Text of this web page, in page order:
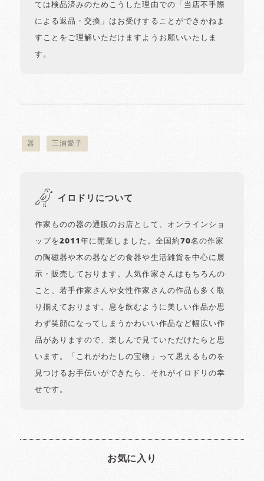
ては検品済みのためこうした理由での「当店不手際
による返品・交換」はお受けすることができかねま
すことをご理解いただけますようお願いいたしま
す。
器 三浦愛子
イロドリについて
作家ものの器の通販のお店として、オンラインショ
ップを2011年に開業しました。全国約70名の作家
の陶磁器や木の器などの食器や生活雑貨を中心に展
示・販売しております。人気作家さんはもちろんの
こと、若手作家さんや女性作家さんの作品も多く取
り揃えております。息を飲むように美しい作品か思
わず笑顔になってしまうかわいい作品など幅広い作
品がありますので、楽しんで見ていただけたらと思
います。「これがわたしの宝物」って思えるものを
見つけるお手伝いができたら、それがイロドリの幸
せです。
お気に入り